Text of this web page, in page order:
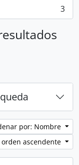
3
por: Nombre
ascendente